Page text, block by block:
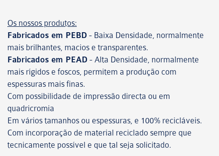
Os nossos produtos:
Fabricados em PEBD - Baixa Densidade, normalmente
mais brilhantes, macios e transparentes.
Fabricados em PEAD - Alta Densidade, normalmente
mais rígidos e foscos, permitem a produção com
espessuras mais finas.
Com possibilidade de impressão directa ou em
quadricromia
Em vários tamanhos ou espessuras, e 100% recicláveis.
Com incorporação de material reciclado sempre que
tecnicamente possível e que tal seja solicitado.